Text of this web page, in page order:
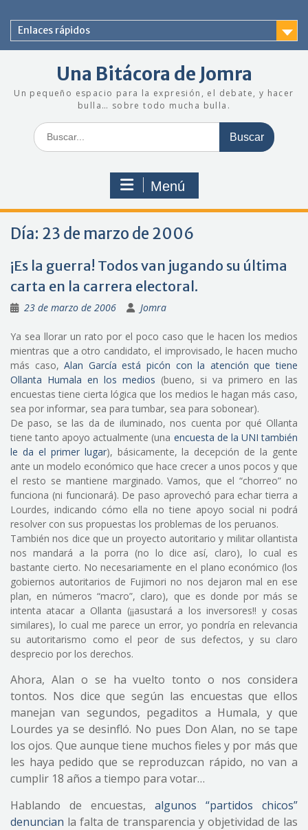
contenido
Enlaces rápidos
Una Bitácora de Jomra
Un pequeño espacio para la expresión, el debate, y hacer
bulla… sobre todo mucha bulla.
Buscar:
Menú
Día: 23 de marzo de 2006
¡Es la guerra! Todos van jugando su última
carta en la carrera electoral.
23 de marzo de 2006 Jomra
Ya sea llorar un rato por el poco caso que le hacen los medios
mientras que a otro candidato, el improvisado, le hacen mucho
más caso,Alan García está picón con la atención que tiene
Ollanta Humala en los medios (bueno, si va primero en las
encuestas tiene cierta lógica que los medios le hagan más caso,
sea por informar, sea para tumbar, sea para sobonear).
De paso, se las da de iluminado, nos cuenta por qué Ollanta
tiene tanto apoyo actualmente (una encuesta de la UNI también
le da el primer lugar), básicamente, la decepción de la gente
ante un modelo económico que hace crecer a unos pocos y que
el resto se mantiene marginado. Vamos, que el “chorreo” no
funciona (ni funcionará). De paso aprovechó para echar tierra a
Lourdes, indicando cómo ella no tiene apoyo social ni podrá
resolver con sus propuestas los problemas de los peruanos.
También nos dice que un proyecto autoritario y militar ollantista
nos mandará a la porra (no lo dice así, claro), lo cual es
bastante cierto. No necesariamente en el plano económico (los
gobiernos autoritarios de Fujimori no nos dejaron mal en ese
plan, en números “macro”, claro), que es donde por más se
intenta atacar a Ollanta (¡¡asustará a los inversores!! y cosas
similares), lo cual me parece un error, yo pondría en relevancia
su autoritarismo como el peor de sus defectos, y su claro
desprecio por los derechos.
Ahora, Alan o se ha vuelto tonto o nos considera
tontos. Nos dice que según las encuestas que ellos
manejan van segundos, pegaditos a Humala, y que
Lourdes ya se desinfló. No pues Don Alan, no se tape
los ojos. Que aunque tiene muchos fieles y por más que
les haya pedido que se reproduzcan rápido, no van a
cumplir 18 años a tiempo para votar…
Hablando de encuestas, algunos “partidos chicos”
denuncian la falta de transparencia y objetividad de las